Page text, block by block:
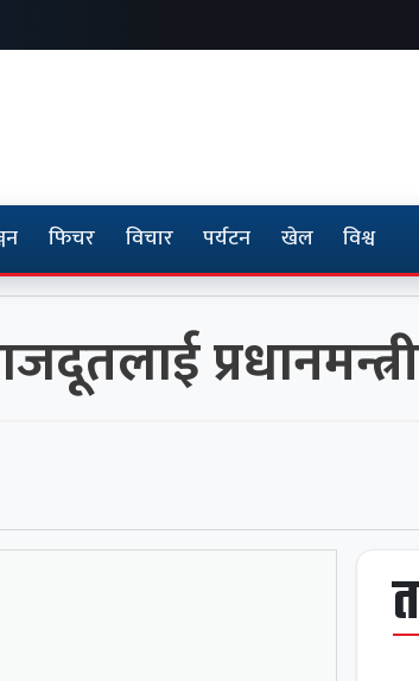
फिचर विचार पर्यटन खेल विश्व